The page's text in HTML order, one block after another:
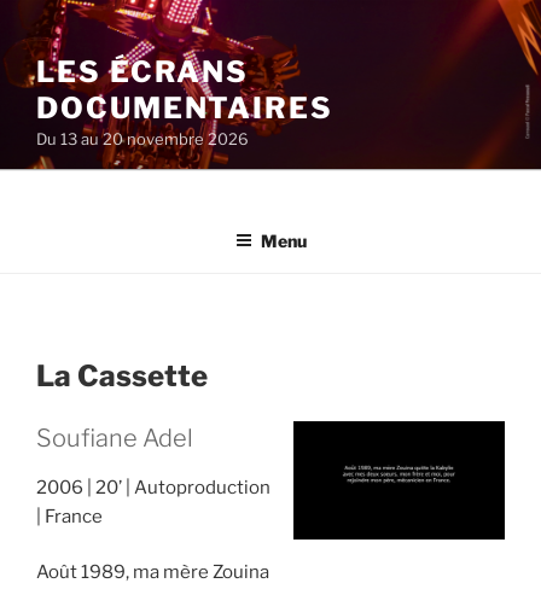
au
contenu
principal
LES ÉCRANS
DOCUMENTAIRES
Du 13 au 20 novembre 2026
Menu
La Cassette
Soufiane Adel
2006 20’
Autoproduction
France
Août 1989, ma mère Zouina